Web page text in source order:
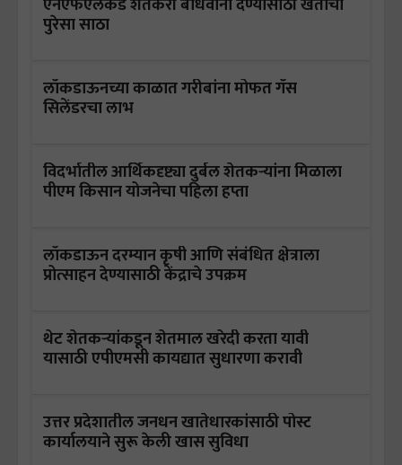
पुरेसा साठा
लॉकडाऊनच्या काळात गरीबांना मोफत गॅस
सिलेंडरचा लाभ
विदर्भातील आर्थिकदृष्ट्या दुर्बल शेतकऱ्यांना मिळाला
पीएम किसान योजनेचा पहिला हप्ता
लॉकडाऊन दरम्यान कृषी आणि संबंधित क्षेत्राला
प्रोत्साहन देण्यासाठी केंद्राचे उपक्रम
थेट शेतकर्‍यांकडून शेतमाल खरेदी करता यावी
यासाठी एपीएमसी कायद्यात सुधारणा करावी
उत्तर प्रदेशातील जनधन खातेधारकांसाठी पोस्ट
कार्यालयाने सुरू केली खास सुविधा